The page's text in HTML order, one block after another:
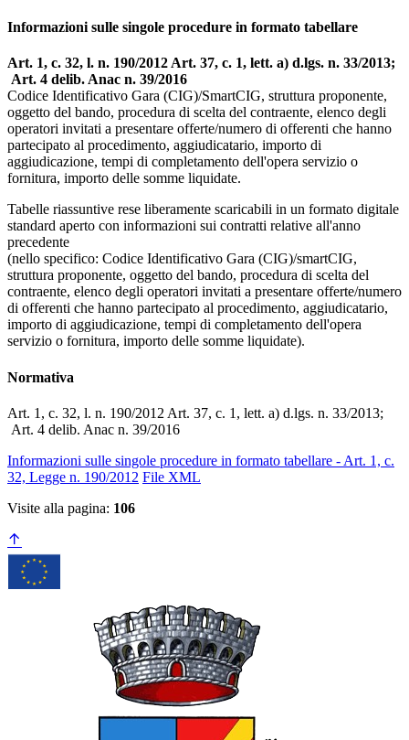
Informazioni sulle singole procedure in formato tabellare
Art. 1, c. 32, l. n. 190/2012 Art. 37, c. 1, lett. a) d.lgs. n. 33/2013;
Art. 4 delib. Anac n. 39/2016
Codice Identificativo Gara (CIG)/SmartCIG, struttura proponente,
oggetto del bando, procedura di scelta del contraente, elenco degli
operatori invitati a presentare offerte/numero di offerenti che hanno
partecipato al procedimento, aggiudicatario, importo di
aggiudicazione, tempi di completamento dell'opera servizio o
fornitura, importo delle somme liquidate.
Tabelle riassuntive rese liberamente scaricabili in un formato digitale
standard aperto con informazioni sui contratti relative all'anno
precedente
(nello specifico: Codice Identificativo Gara (CIG)/smartCIG,
struttura proponente, oggetto del bando, procedura di scelta del
contraente, elenco degli operatori invitati a presentare offerte/numero
di offerenti che hanno partecipato al procedimento, aggiudicatario,
importo di aggiudicazione, tempi di completamento dell'opera
servizio o fornitura, importo delle somme liquidate).
Normativa
Art. 1, c. 32, l. n. 190/2012 Art. 37, c. 1, lett. a) d.lgs. n. 33/2013;
Art. 4 delib. Anac n. 39/2016
Informazioni sulle singole procedure in formato tabellare - Art. 1, c.
32, Legge n. 190/2012 File XML
Visite alla pagina: 106